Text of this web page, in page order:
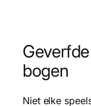
bogen
Niet elke